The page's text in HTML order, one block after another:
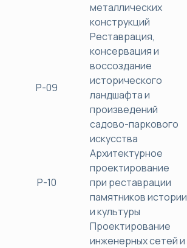
металлических
конструкций
Р-09
Реставрация,
консервация и
воссоздание
исторического
ландшафта и
произведений
садово-паркового
искусства
Р-10
Архитектурное
проектирование
при реставрации
памятников истории
и культуры
Проектирование
инженерных сетей и